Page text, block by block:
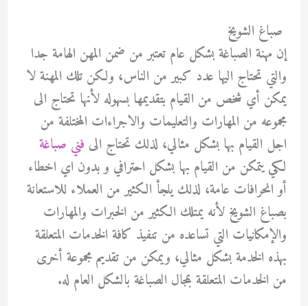
صباغ الشويخ
إن مهنة الصباغة بشكل عام تعتبر من ضمن المهن الهامة جدا
والتي تحتاج اليها عدد كبير من الناس، ولكن تلك المهنة لا
يمكن أي شخص من القيام بتقديمها بسهوله لأنها تحتاج الى
مجموعه من المهارات والتعليمات والاجراءات المختلفة من
اجل القيام بها بشكل مثالي، لذلك تحتاج الى فني صباغة
لكي يتمكن من القيام بها بشكل احترافي و بدون اي اخطاء
أو انحرافات عامة، لذلك يلجأ الكثير من العملاء للاستعانة
بصباغ الشويخ لأنه يمتلك الكثير من الخبرات والمهارات
والإمكانيات التي تساعده من تنفيذ كافة الخدمات المتعلقة
بهذه الخدمة بشكل مثالي، ويمكن من تقديم مجموعة أخرى
من الخدمات المتعلقة بمجال الصباغة بالشكل العام له.